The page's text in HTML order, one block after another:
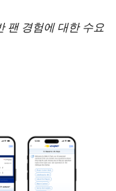
팬 경험에 대한 수요